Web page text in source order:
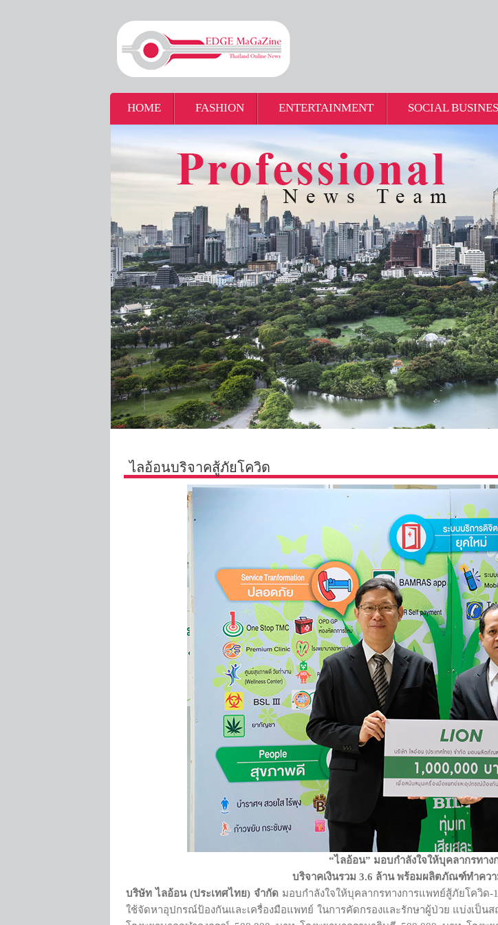
HOME FASHION ENTERTAINMENT SOCIAL
ไลอ้อนบริจาคสู้ภัยโควิด
“ไลอ้อน” มอบกำลังใจให้บุคลากรทา
บริจาคเงินรวม 3.6 ล้าน พร้อมผลิตภัณฑ์ทำควา
บริษัท ไลอ้อน (ประเทศไทย) จำกัด มอบกำลังใจให้บุคลากรทางการแพทย์สู้ภัยโควิด-
ใช้จัดหาอุปกรณ์ป้องกันและเครื่องมือแพทย์ ในการคัดกรองและรักษาผู้ป่วย แบ่งเป็น